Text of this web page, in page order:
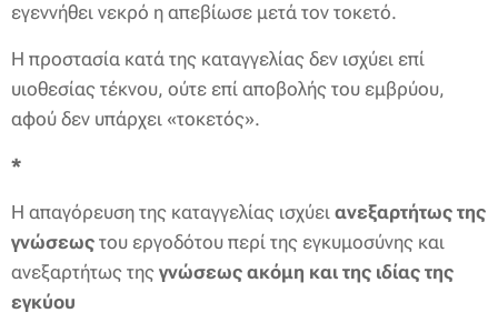
εγεννήθει νεκρό η απεβίωσε μετά τον τοκετό.
Η προστασία κατά της καταγγελίας δεν ισχύει επί
υιοθεσίας τέκνου, ούτε επί αποβολής του εμβρύου,
αφού δεν υπάρχει «τοκετός».
*
Η απαγόρευση της καταγγελίας ισχύει ανεξαρτήτως της
γνώσεως του εργοδότου περί της εγκυμοσύνης και
ανεξαρτήτως της γνώσεως ακόμη και της ιδίας της
εγκύου